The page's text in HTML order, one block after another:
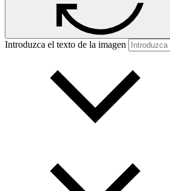
Introduzca el texto de la imagen